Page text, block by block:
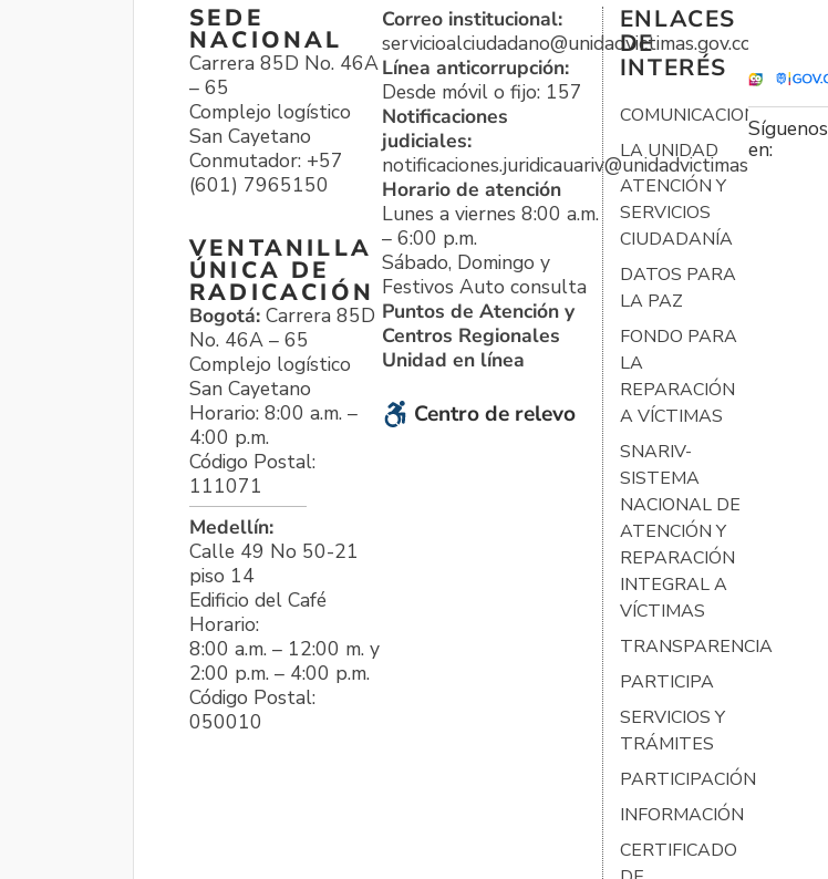
SEDE
NACIONAL
Carrera 85D No. 46A
– 65
Complejo logístico
San Cayetano
Conmutador: +57
(601) 7965150
VENTANILLA
ÚNICA DE
RADICACIÓN
Bogotá: Carrera 85D
No. 46A – 65
Complejo logístico
San Cayetano
Horario: 8:00 a.m. –
4:00 p.m.
Código Postal:
111071
Medellín:
Calle 49 No 50-21
piso 14
Edificio del Café
Horario:
8:00 a.m. – 12:00 m. y
2:00 p.m. – 4:00 p.m.
Código Postal:
050010
Correo institucional:
servicioalciudadano@unidadvictimas.gov.co
Línea anticorrupción:
Desde móvil o fijo: 157
Notificaciones
judiciales:
notificaciones.juridicauariv@unidadvictimas.gov.co
Horario de atención
Lunes a viernes 8:00 a.m.
– 6:00 p.m.
Sábado, Domingo y
Festivos Auto consulta
Puntos de Atención y
Centros Regionales
Unidad en línea
Centro de relevo
ENLACES
DE
INTERÉS
COMUNICACIONES
LA UNIDAD
ATENCIÓN Y
SERVICIOS
CIUDADANÍA
DATOS PARA
LA PAZ
FONDO PARA
LA
REPARACIÓN
A VÍCTIMAS
SNARIV-
SISTEMA
NACIONAL DE
ATENCIÓN Y
REPARACIÓN
INTEGRAL A
VÍCTIMAS
TRANSPARENCIA
PARTICIPA
SERVICIOS Y
TRÁMITES
PARTICIPACIÓN
INFORMACIÓN
CERTIFICADO
Síguenos
en: